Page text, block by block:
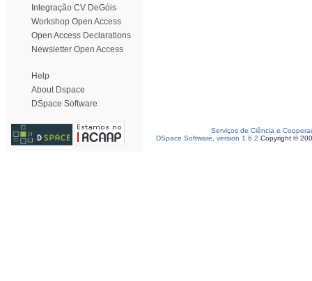
Integração CV DeGóis
Workshop Open Access
Open Access Declarations
Newsletter Open Access
Help
About Dspace
DSpace Software
Serviços de Ciência e
DSpace Software, version 1.6.2 Copyright ©